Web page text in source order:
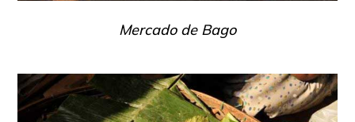
Mercado de Bago